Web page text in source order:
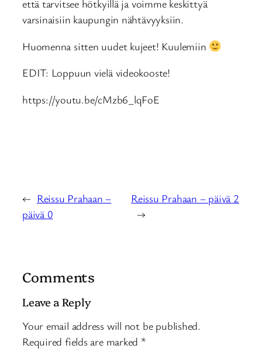
että tarvitsee hötkyillä ja voimme keskittyä
varsinaisiin kaupungin nähtävyyksiin.
Huomenna sitten uudet kujeet! Kuulemiin
EDIT: Loppuun vielä videokooste!
https://youtu.be/cMzb6_lqFoE
← Reissu Prahaan –
päivä 0
Reissu Prahaan – päivä 2
→
Comments
Leave a Reply
Your email address will not be published.
Required fields are marked *